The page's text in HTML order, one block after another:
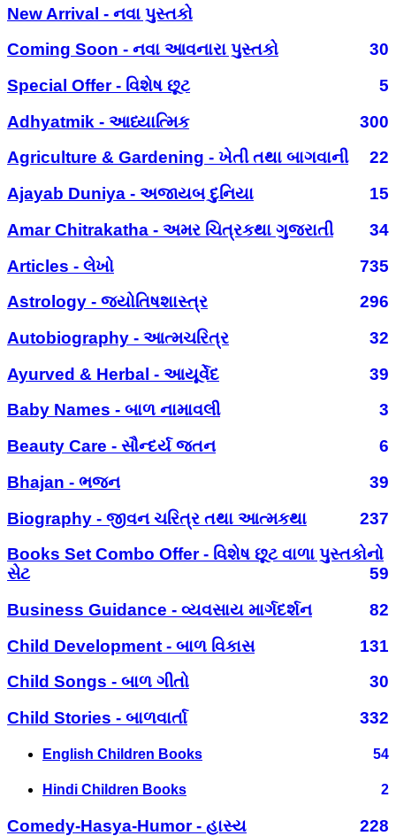
New Arrival - નવા પુસ્તકો
Coming Soon - નવા આવનારા પુસ્તકો
30
Special Offer - વિશેષ છૂટ
5
Adhyatmik - આધ્યાત્મિક
300
Agriculture & Gardening - ખેતી તથા બાગવાની
22
Ajayab Duniya - અજાયબ દુનિયા
15
Amar Chitrakatha - અમર ચિત્રકથા ગુજરાતી
34
Articles - લેખો
735
Astrology - જ્યોતિષશાસ્ત્ર
296
Autobiography - આત્મચરિત્ર
32
Ayurved & Herbal - આયૂર્વેદ
39
Baby Names - બાળ નામાવલી
3
Beauty Care - સૌન્દર્ય જતન
6
Bhajan - ભજન
39
Biography - જીવન ચરિત્ર તથા આત્મકથા
237
Books Set Combo Offer - વિશેષ છૂટ વાળા પુસ્તકોનો
સેટ
59
Business Guidance - વ્યવસાય માર્ગદર્શન
82
Child Development - બાળ વિકાસ
131
Child Songs - બાળ ગીતો
30
Child Stories - બાળવાર્તા
332
English Children Books 54
Hindi Children Books 2
Comedy-Hasya-Humor - હાસ્ય
228